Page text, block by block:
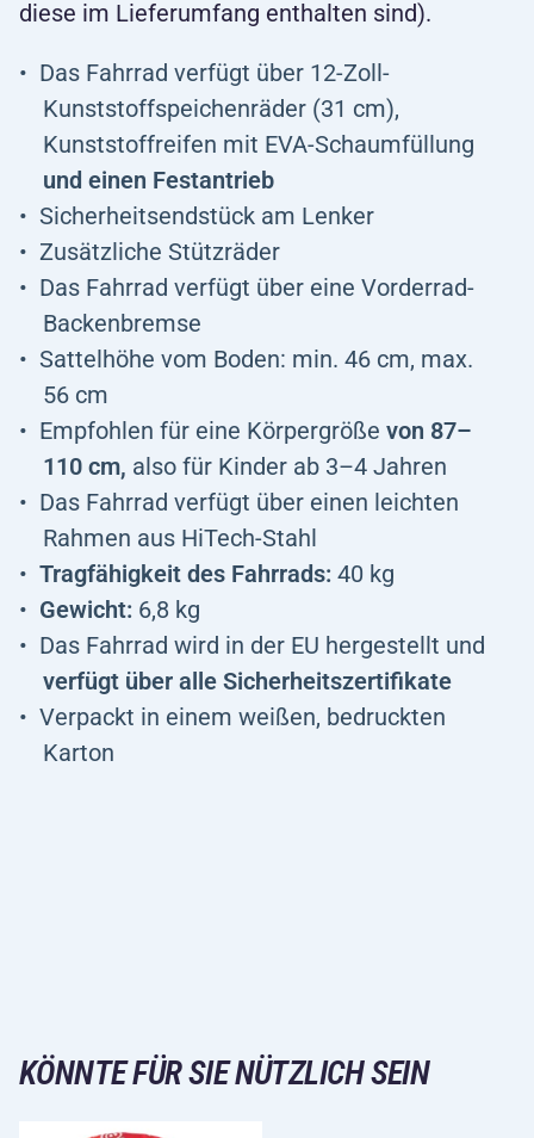
diese im Lieferumfang enthalten sind).
Das Fahrrad verfügt über 12-Zoll-
Kunststoffspeichenräder (31 cm),
Kunststoffreifen mit EVA-Schaumfüllung
und einen Festantrieb
Sicherheitsendstück am Lenker
Zusätzliche Stützräder
Das Fahrrad verfügt über eine Vorderrad-
Backenbremse
Sattelhöhe vom Boden: min. 46 cm, max.
56 cm
Empfohlen für eine Körpergröße von 87–
110 cm, also für Kinder ab 3–4 Jahren
Das Fahrrad verfügt über einen leichten
Rahmen aus HiTech-Stahl
Tragfähigkeit des Fahrrads: 40 kg
Gewicht: 6,8 kg
Das Fahrrad wird in der EU hergestellt und
verfügt über alle Sicherheitszertifikate
Verpackt in einem weißen, bedruckten
Karton
KÖNNTE FÜR SIE NÜTZLICH SEIN